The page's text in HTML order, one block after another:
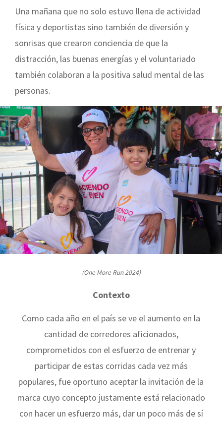
Una mañana que no solo estuvo llena de actividad
física y deportistas sino también de diversión y
sonrisas que crearon conciencia de que la
distracción, las buenas energías y el voluntariado
también colaboran a la positiva salud mental de las
personas.
(One More Run 2024)
Contexto
Como cada año en el país se ve el aumento en la
cantidad de corredores aficionados,
comprometidos con el esfuerzo de entrenar y
participar de estas corridas cada vez más
populares, fue oportuno aceptar la invitación de la
marca cuyo concepto justamente está relacionado
con hacer un esfuerzo más, dar un poco más de sí